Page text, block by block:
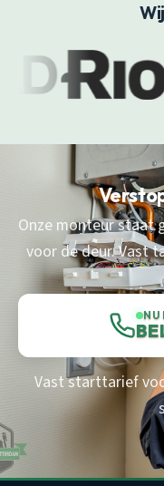
Onze monteur staat
voor de deur. Vast
NU
Vast starttarief